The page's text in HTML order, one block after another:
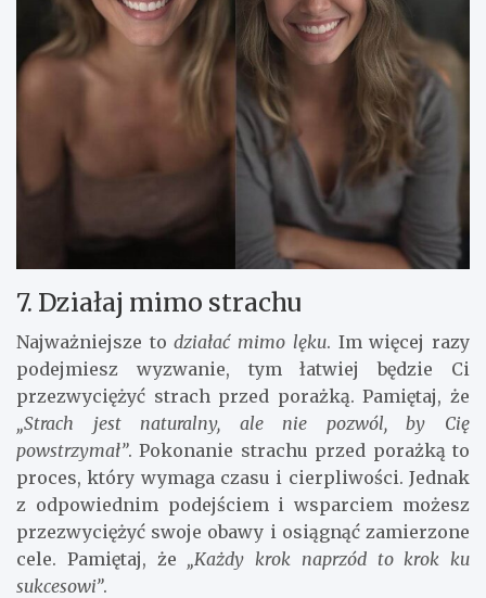
7. Działaj mimo strachu
Najważniejsze todziałać mimo lęku. Im więcej razy
podejmiesz wyzwanie, tym łatwiej będzie Ci
przezwyciężyć strach przed porażką. Pamiętaj, że
„Strach jest naturalny, ale nie pozwól, by Cię
powstrzymał”. Pokonanie strachu przed porażką to
proces, który wymaga czasu i cierpliwości. Jednak
z odpowiednim podejściem i wsparciem możesz
przezwyciężyć swoje obawy i osiągnąć zamierzone
cele. Pamiętaj, że „Każdy krok naprzód to krok ku
sukcesowi”.